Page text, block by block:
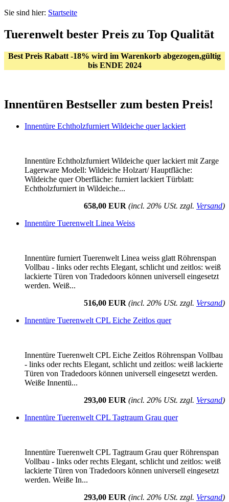
Sie sind hier: Startseite
Tuerenwelt bester Preis zu Top Qualität
Best Preis Rabatt -18% wird im Warenkorb abgezogen,gültig
bis ENDE 2024
Innentüren Bestseller zum besten Preis!
Innentüre Echtholzfurniert Wildeiche quer lackiert
Innentüre Echtholzfurniert Wildeiche quer lackiert mit Zarge
Lagerware Modell: Wildeiche Holzart/ Hauptfläche:
Wildeiche quer Oberfläche: furniert lackiert Türblatt:
Echtholzfurniert in Wildeiche...
658,00 EUR (incl. 20% USt. zzgl. Versand)
Innentüre Tuerenwelt Linea Weiss
Innentüre furniert Tuerenwelt Linea weiss glatt Röhrenspan
Vollbau - links oder rechts Elegant, schlicht und zeitlos: weiß
lackierte Türen von Tradedoors können universell eingesetzt
werden. Weiß...
516,00 EUR (incl. 20% USt. zzgl. Versand)
Innentüre Tuerenwelt CPL Eiche Zeitlos quer
Innentüre Tuerenwelt CPL Eiche Zeitlos Röhrenspan Vollbau
- links oder rechts Elegant, schlicht und zeitlos: weiß lackierte
Türen von Tradedoors können universell eingesetzt werden.
Weiße Innentü...
293,00 EUR (incl. 20% USt. zzgl. Versand)
Innentüre Tuerenwelt CPL Tagtraum Grau quer
Innentüre Tuerenwelt CPL Tagtraum Grau quer Röhrenspan
Vollbau - links oder rechts Elegant, schlicht und zeitlos: weiß
lackierte Türen von Tradedoors können universell eingesetzt
werden. Weiße In...
293,00 EUR (incl. 20% USt. zzgl. Versand)